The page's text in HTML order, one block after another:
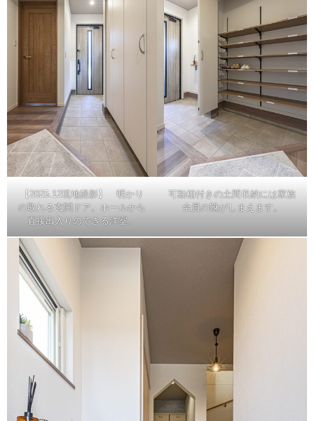
【2025.12現地撮影】 明かり
の取れる玄関ドア。ホールから
直接出入りのできる洋室。
可動棚付きの土間収納には家族
全員の靴がしまえます。